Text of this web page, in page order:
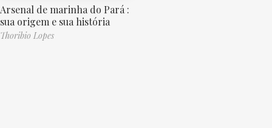
Arsenal de marinha do Pará :
sua origem e sua história
Thoribio Lopes